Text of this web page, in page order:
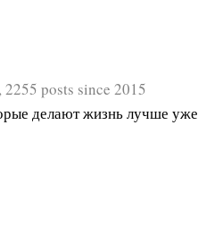
posts since 2015
делают жизнь лучше уже